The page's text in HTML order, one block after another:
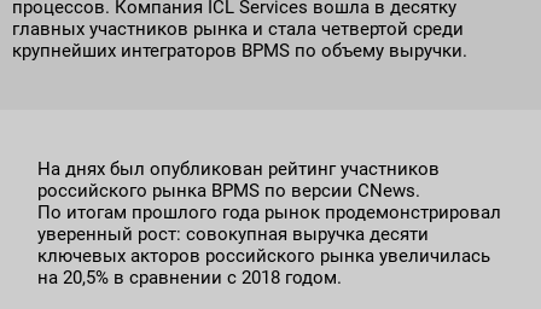
процессов. Компания ICL Services вошла в десятку
главных участников рынка и стала четвертой среди
крупнейших интеграторов BPMS по объему выручки.
На днях был опубликован рейтинг участников
российского рынка BPMS по версии CNews.
По итогам прошлого года рынок продемонстрировал
уверенный рост: совокупная выручка десяти
ключевых акторов российского рынка увеличилась
на 20,5% в сравнении с 2018 годом.